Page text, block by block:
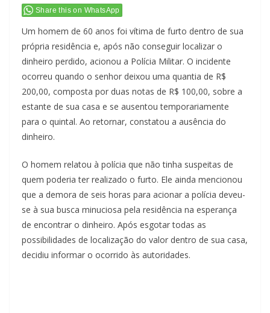
Share this on WhatsApp
Um homem de 60 anos foi vítima de furto dentro de sua
própria residência e, após não conseguir localizar o
dinheiro perdido, acionou a Polícia Militar. O incidente
ocorreu quando o senhor deixou uma quantia de R$
200,00, composta por duas notas de R$ 100,00, sobre a
estante de sua casa e se ausentou temporariamente
para o quintal. Ao retornar, constatou a ausência do
dinheiro.
O homem relatou à polícia que não tinha suspeitas de
quem poderia ter realizado o furto. Ele ainda mencionou
que a demora de seis horas para acionar a polícia deveu-
se à sua busca minuciosa pela residência na esperança
de encontrar o dinheiro. Após esgotar todas as
possibilidades de localização do valor dentro de sua casa,
decidiu informar o ocorrido às autoridades.